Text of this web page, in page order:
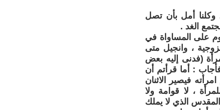
وكلنا أمل بأن تصل
الغد .
على المساواة في
، وانجيل متى
(فدنى إليه بعض
: أما قرأتم أن
فيصير الاثنان
، لا قوامة ولا
الذي لا يملك